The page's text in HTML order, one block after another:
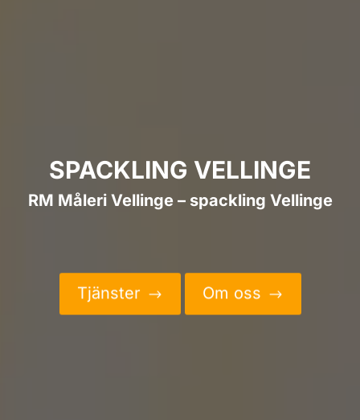
SPACKLING VELLINGE
RM Måleri Vellinge – spackling Vellinge
Tjänster $ Om oss $